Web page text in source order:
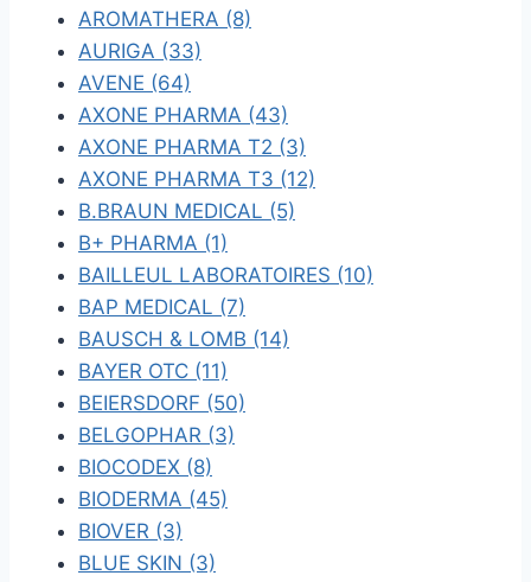
AROMATHERA (8)
AURIGA (33)
AVENE (64)
AXONE PHARMA (43)
AXONE PHARMA T2 (3)
AXONE PHARMA T3 (12)
B.BRAUN MEDICAL (5)
B+ PHARMA (1)
BAILLEUL LABORATOIRES (10)
BAP MEDICAL (7)
BAUSCH & LOMB (14)
BAYER OTC (11)
BEIERSDORF (50)
BELGOPHAR (3)
BIOCODEX (8)
BIODERMA (45)
BIOVER (3)
BLUE SKIN (3)